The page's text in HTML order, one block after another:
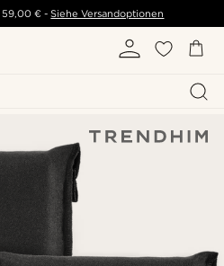
59,00 € - Siehe Versandoptionen